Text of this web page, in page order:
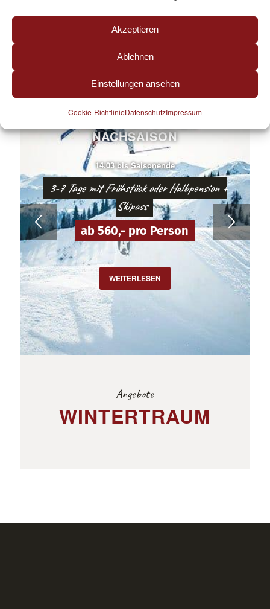
Akzeptieren
Ablehnen
Einstellungen ansehen
Cookie-RichtlinieDatenschutzImpressum
PAUSCHALWOCHEN
NACHSAISON
14.03 bis Saisonende
3-7 Tage mit Frühstück oder Halbpension +
Skipass
ab 560,- pro Person
WEITERLESEN
Angebote
WINTERTRAUM